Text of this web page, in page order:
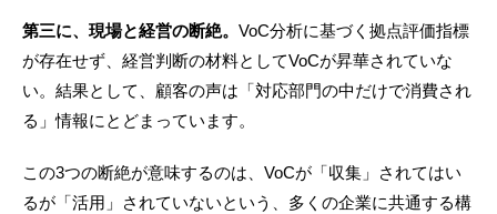
第三に、現場と経営の断絶。 VoC分析に基づく拠点評価指標
が存在せず、経営判断の材料としてVoCが昇華されていな
い。結果として、顧客の声は「対応部門の中だけで消費され
る」情報にとどまっています。
この3つの断絶が意味するのは、VoCが「収集」されてはい
るが「活用」されていないという、多くの企業に共通する構